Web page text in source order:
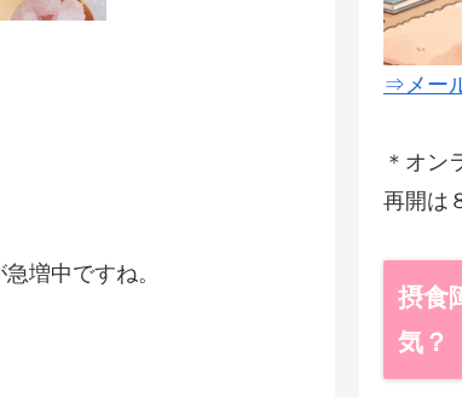
増中ですね。
⇒メー
＊オン
再開は
摂食
気？